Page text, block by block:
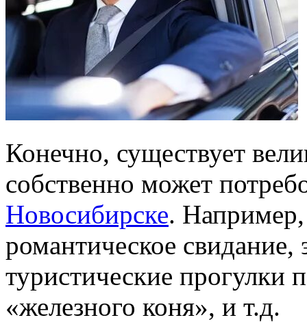
Конечно, существует
собственно может
Новосибирске. Например,
романтическое свидание,
туристические прогулки
«железного коня», и т.д.